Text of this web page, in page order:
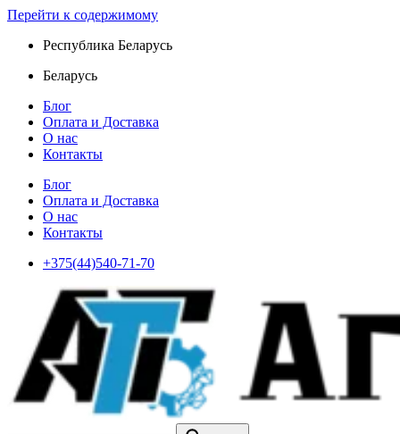
Перейти к содержимому
Республика Беларусь
Беларусь
Блог
Оплата и Доставка
О нас
Контакты
Блог
Оплата и Доставка
О нас
Контакты
+375(44)540-71-70